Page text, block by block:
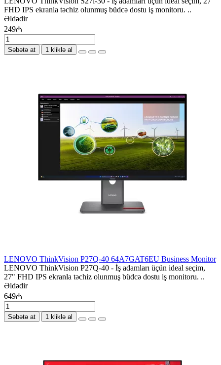
FHD IPS ekranla təchiz olunmuş büdcə dostu iş monitoru. ..
Əldədir
249₼
Səbətə at 1 kliklə al
LENOVO ThinkVision P27Q-40 64A7GAT6EU Business Monitor
LENOVO ThinkVision P27Q-40 - İş adamları üçün ideal seçim,
27" FHD IPS ekranla təchiz olunmuş büdcə dostu iş monitoru. ..
Əldədir
649₼
Səbətə at 1 kliklə al